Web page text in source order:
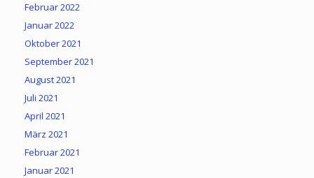
Februar 2022
Januar 2022
Oktober 2021
September 2021
August 2021
Juli 2021
April 2021
März 2021
Februar 2021
Januar 2021